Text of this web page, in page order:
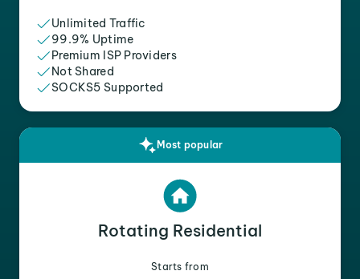
Unlimited Traffic
99.9% Uptime
Premium ISP Providers
Not Shared
SOCKS5 Supported
Most popular
Rotating Residential
Starts from